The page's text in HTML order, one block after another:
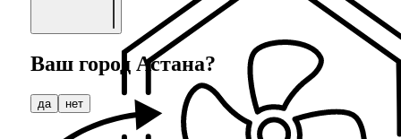
Ваш город Астана?
да нет